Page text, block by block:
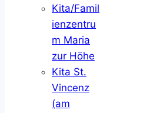
Kita/Famil
ienzentru
m Maria
zur Höhe
Kita St.
Vincenz
(am